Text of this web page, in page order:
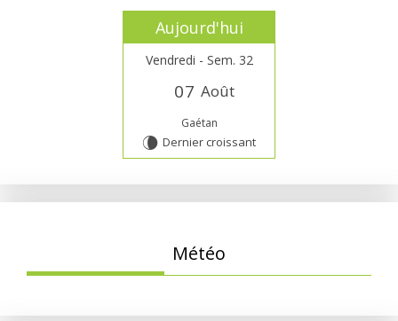
Aujourd'hui
Vendredi - Sem. 32
07 Août
Gaétan
V Dernier croissant
Météo